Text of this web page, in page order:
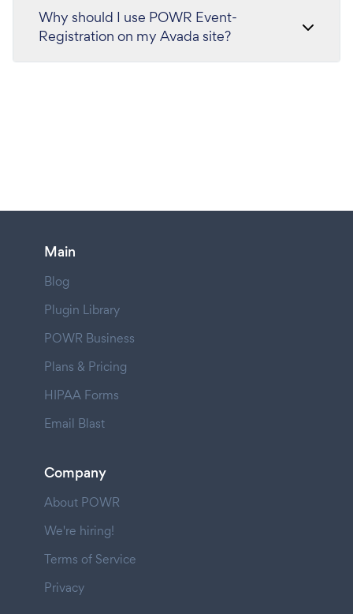
Why should I use POWR Event-
Registration on my Avada site?
Main
Blog
Plugin Library
POWR Business
Plans & Pricing
HIPAA Forms
Email Blast
Company
About POWR
We're hiring!
Terms of Service
Privacy